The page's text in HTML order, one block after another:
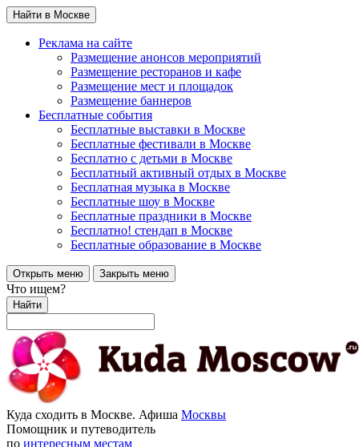
Найти в Москве
Реклама на сайте
Размещение анонсов мероприятий
Размещение ресторанов и кафе
Размещение мест и площадок
Размещение баннеров
Бесплатные события
Бесплатные выставки в Москве
Бесплатные фестивали в Москве
Бесплатно с детьми в Москве
Бесплатный активный отдых в Москве
Бесплатная музыка в Москве
Бесплатные шоу в Москве
Бесплатные праздники в Москве
Бесплатно! стендап в Москве
Бесплатные образование в Москве
Открыть меню Закрыть меню
Что ищем?
Найти
Куда сходить в Москве. Афиша Москвы
Помощник и путеводитель
по интересным местам